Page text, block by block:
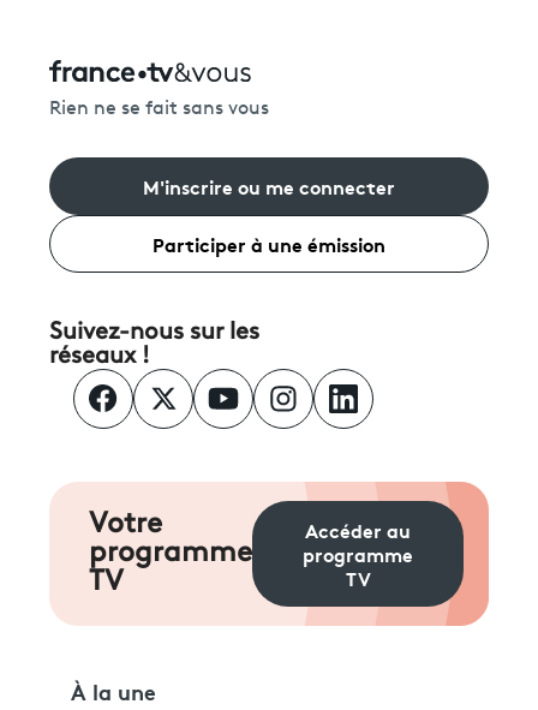
Rien ne se fait sans vous
M'inscrire ou me connecter
Participer à une émission
Suivez-nous sur les
réseaux !
Votre
programme
TV
Accéder au
programme
TV
À la une